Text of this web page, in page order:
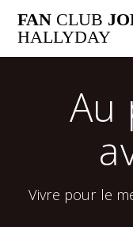
FAN CLUB
HALLYDAY
Au
Vivre pour le